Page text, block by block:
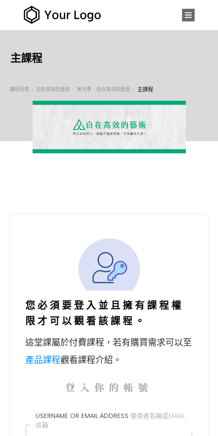
主課程
課程列表 自在高效的藝術 單元零、自在高效的藝術 主課程
您必須要登入並且擁有課程權
限才可以觀看該課程。
這堂課屬於付費課程， 若有購買需求可以至
產品課程觀看課程介紹。
登入你的帳號
USERNAME OR EMAIL ADDRESS 使用者名稱或EMAIL
信箱